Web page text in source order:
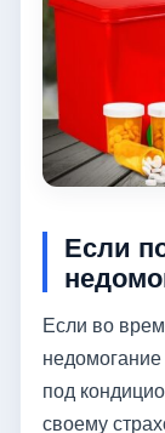
Если
Если во
под
своему